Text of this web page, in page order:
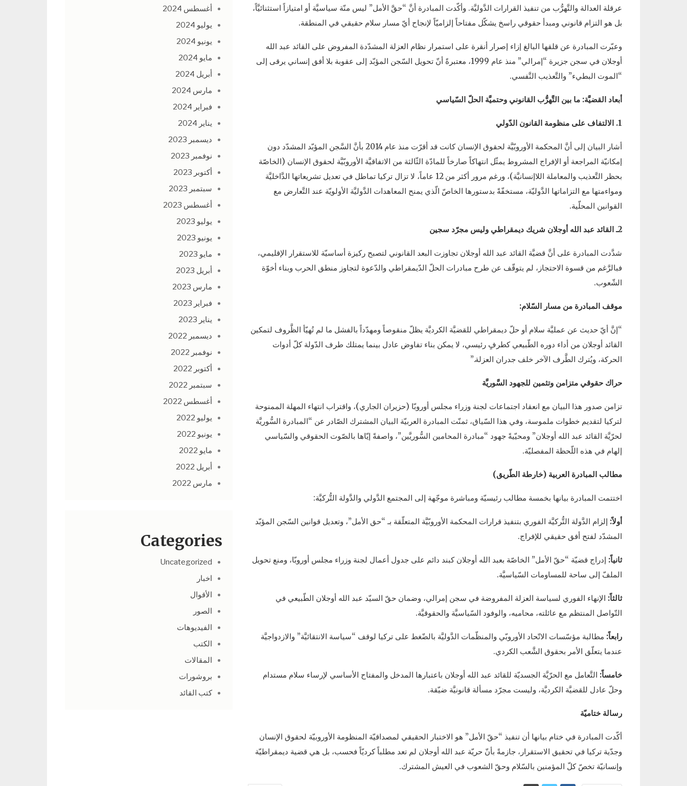
عرقلة العدالة والتَّهرُّب من تنفيذ القرارات الدَّوليَّة. وأكّدت المبادرة أنَّ “حقَّ الأمل” ليس منّة سياسيَّة أو امتيازاً استثنائيَّاً،
بل هو التزام قانوني ومبدأ حقوقي راسخ يشكّل مفتاحاً إلزاميّاً لإنجاح أيّ مسار سلام حقيقي في المنطقة.
وعبّرت المبادرة عن قلقها البالغ إزاء إصرار أنقرة على استمرار نظام العزلة المشدّدة المفروض على القائد عبد الله
أوجلان في سجن جزيرة “إمرالي” منذ عام 1999، معتبرةً أنّ تحويل السّجن المؤبّد إلى عقوبة بلا أفق إنساني يرقى إلى
“الموت البطيء” والتَّعذيب النَّفسي.
أبعاد القضيَّة: ما بين التَّهرُّب القانوني وحتميَّة الحلّ السّياسي
1. الالتفاف على منظومة القانون الدّولي
أشار البيان إلى أنَّ المحكمة الأوروبّيَّة لحقوق الإنسان كانت قد أقرّت منذ عام 2014 بأنَّ السَّجن المؤبّد المشدّد دون
إمكانيّة المراجعة أو الإفراج المشروط يمثّل انتهاكاً صارخاً للمادّة الثّالثة من الاتفاقيَّة الأوروبّيَّة لحقوق الإنسان (الخاصّة
بحظر التَّعذيب والمعاملة اللاإنسانيَّة)، ورغم مرور أكثر من 12 عاماً، لا تزال تركيا تماطل في تعديل تشريعاتها الدَّاخليَّة
ومواءمتها مع التزاماتها الدَّوليّة، مستخفّةً بدستورها الخاصّ الّذي يمنح المعاهدات الدَّوليَّة الأولويّة عند التَّعارض مع
القوانين المحلّية.
2ـ القائد عبد الله أوجلان شريك ديمقراطي وليس مجرّد سجين
شدَّدت المبادرة على أنَّ قضيَّة القائد عبد الله أوجلان تجاوزت البعد القانوني لتصبح ركيزة أساسيّة للاستقرار الإقليمي،
فبالرَّغم من قسوة الاحتجاز، لم يتوقّف عن طرح مبادرات الحلّ الدّيمقراطي والدّعوة لتجاوز منطق الحرب وبناء أخوّة
الشّعوب.
موقف المبادرة من مسار السّلام:
“إنَّ أيّ حديث عن عمليَّة سلام أو حلّ ديمقراطي للقضيَّة الكرديَّة يظلّ منقوصاً ومهدّداً بالفشل ما لم تُهيّأ الظَّروف لتمكين
القائد أوجلان من أداء دوره الطّبيعي كطرفٍ رئيسي، لا يمكن بناء تفاوض عادل بينما يمتلك طرف الدّولة كلّ أدوات
الحركة، ويُترك الطَّرف الآخر خلف جدران العزلة.”
حراك حقوقي متزامن وتثمين للجهود السَّوريَّة
تزامن صدور هذا البيان مع انعقاد اجتماعات لجنة وزراء مجلس أوروبّا (حزيران الجاري)، واقتراب انتهاء المهلة الممنوحة
لتركيا لتقديم خطوات ملموسة، وفي هذا السّياق، ثمنّت المبادرة العربيّة البيان المشترك الصّادر عن “المبادرة السُّوريَّة
لحرّيَّة القائد عبد الله أوجلان” ومحيّيةً جهود “مبادرة المحامين السُّوريَّين”، واصفةً إيّاها بالصّوت الحقوقي والسّياسي
إلهام في هذه اللّحظة المفصليّة.
مطالب المبادرة العربية (خارطة الطّريق)
اختتمت المبادرة بيانها بخمسة مطالب رئيسيّة ومباشرة موجّهة إلى المجتمع الدَّولي والدَّولة التُّركيَّة:
أولاً: إلزام الدَّولة التُّركيَّة الفوري بتنفيذ قرارات المحكمة الأوروبّيَّة المتعلّقة بـ “حق الأمل”، وتعديل قوانين السّجن المؤبّد
المشدّد لفتح أفق حقيقي للإفراج.
ثانياً: إدراج قضيّة “حقّ الأمل” الخاصّة بعبد الله أوجلان كبند دائم على جدول أعمال لجنة وزراء مجلس أوروبّا، ومنع تحويل
الملفّ إلى ساحة للمساومات السّياسيَّة.
ثالثاً: الإنهاء الفوري لسياسة العزلة المفروضة في سجن إمرالي، وضمان حقّ السيّد عبد الله أوجلان الطّبيعي في
التّواصل المنتظم مع عائلته، محاميه، والوفود السّياسيَّة والحقوقيَّة.
رابعاً: مطالبة مؤسّسات الاتّحاد الأوروبّي والمنظّمات الدَّوليَّة بالضّغط على تركيا لوقف “سياسة الانتقائيَّة” والازدواجيَّة
عندما يتعلّق الأمر بحقوق الشَّعب الكردي.
خامساً: التَّعامل مع الحرّيَّة الجسديّة للقائد عبد الله أوجلان باعتبارها المدخل والمفتاح الأساسي لإرساء سلام مستدام
وحلّ عادل للقضيَّة الكرديَّة، وليست مجرّد مسألة قانونيَّة ضيّقة.
رسالة ختاميّة
أكّدت المبادرة في ختام بيانها أن تنفيذ “حقّ الأمل” هو الاختبار الحقيقي لمصداقيّة المنظومة الأوروبيّة لحقوق الإنسان
وجدّية تركيا في تحقيق الاستقرار، جازمةً بأنّ حريّة عبد الله أوجلان لم تعد مطلباً كرديّاً فحسب، بل هي قضية ديمقراطيّة
وإنسانيّة تخصّ كلّ المؤمنين بالسّلام وحقّ الشعوب في العيش المشترك.
أغسطس 2024
يوليو 2024
يونيو 2024
مايو 2024
أبريل 2024
مارس 2024
فبراير 2024
يناير 2024
ديسمبر 2023
نوفمبر 2023
أكتوبر 2023
سبتمبر 2023
أغسطس 2023
يوليو 2023
يونيو 2023
مايو 2023
أبريل 2023
مارس 2023
فبراير 2023
يناير 2023
ديسمبر 2022
نوفمبر 2022
أكتوبر 2022
سبتمبر 2022
أغسطس 2022
يوليو 2022
يونيو 2022
مايو 2022
أبريل 2022
مارس 2022
Categories
Uncategorized
اخبار
الأقوال
الصور
الفيديوهات
الكتب
المقالات
بروشورات
كتب القائد